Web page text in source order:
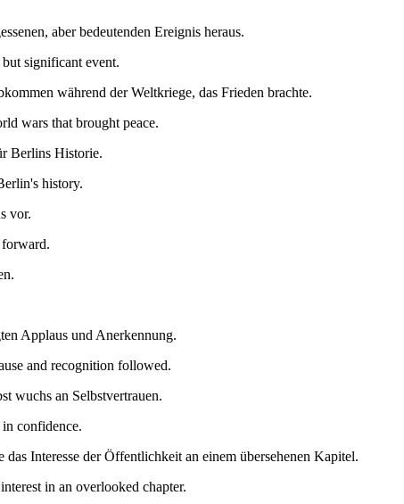
aber bedeutenden Ereignis heraus.
significant event.
während der Weltkriege, das Frieden brachte.
wars that brought peace.
Berlins Historie.
history.
vor.
Applaus und Anerkennung.
and recognition followed.
wuchs an Selbstvertrauen.
confidence.
Interesse der Öffentlichkeit an einem übersehenen Kapitel.
in an overlooked chapter.